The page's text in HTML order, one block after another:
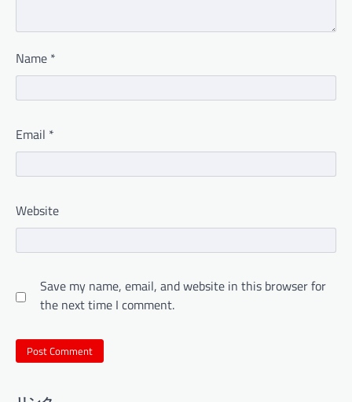
Name *
Email *
Website
Save my name, email, and website in this browser for
the next time I comment.